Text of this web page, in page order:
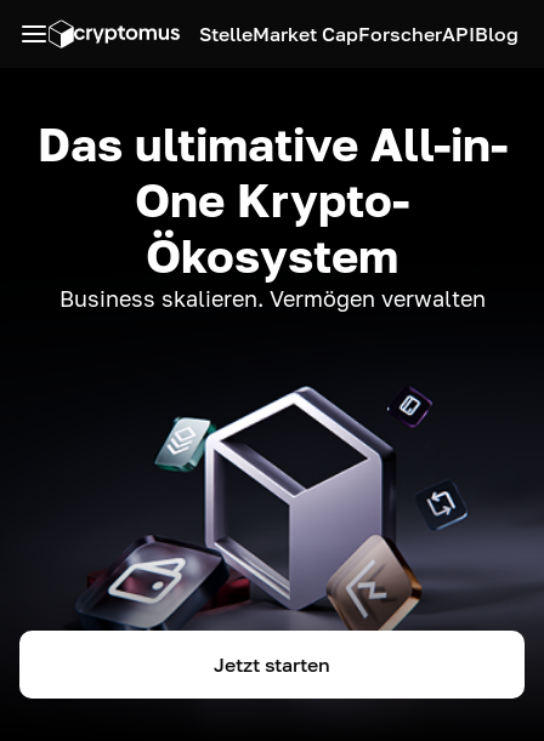
StelleMarket CapForscherAPIBlog
Das ultimative All-in-
One Krypto-
Ökosystem
Business skalieren. Vermögen verwalten
Jetzt starten